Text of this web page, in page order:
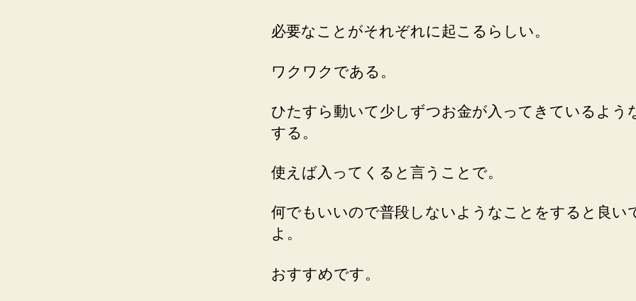
必要なことがそれぞれに起こるらしい。
ワクワクである。
ひたすら動いて少しずつお金が入ってきているよう
する。
使えば入ってくると言うことで。
何でもいいので普段しないようなことをすると良い
よ。
おすすめです。